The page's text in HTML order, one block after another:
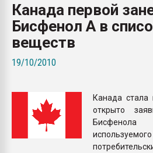
Канада первой
Бисфенол А в
веществ
19/10/2010
Канада стала
открыто